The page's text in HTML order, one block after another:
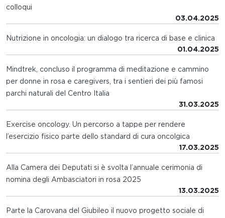
colloqui
03.04.2025
Nutrizione in oncologia: un dialogo tra ricerca di base e clinica
01.04.2025
Mindtrek, concluso il programma di meditazione e cammino
per donne in rosa e caregivers, tra i sentieri dei più famosi
parchi naturali del Centro Italia
31.03.2025
Exercise oncology. Un percorso a tappe per rendere
l’esercizio fisico parte dello standard di cura oncolgica
17.03.2025
Alla Camera dei Deputati si è svolta l’annuale cerimonia di
nomina degli Ambasciatori in rosa 2025
13.03.2025
Parte la Carovana del Giubileo il nuovo progetto sociale di